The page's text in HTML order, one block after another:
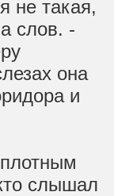
не такая,
слов. -
она
и
слышал